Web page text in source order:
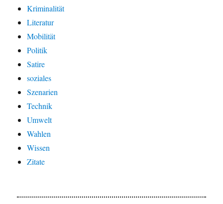
Kriminalität
Literatur
Mobilität
Politik
Satire
soziales
Szenarien
Technik
Umwelt
Wahlen
Wissen
Zitate